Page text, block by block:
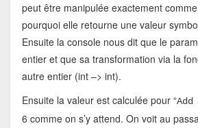
peut être manipulée exactement
pourquoi elle retourne une valeur
Ensuite la console nous dit que le
entier et que sa transformation via la
autre entier (int –> int).
Ensuite la valeur est calculée pour “Add
6 comme on s’y attend. On voit au